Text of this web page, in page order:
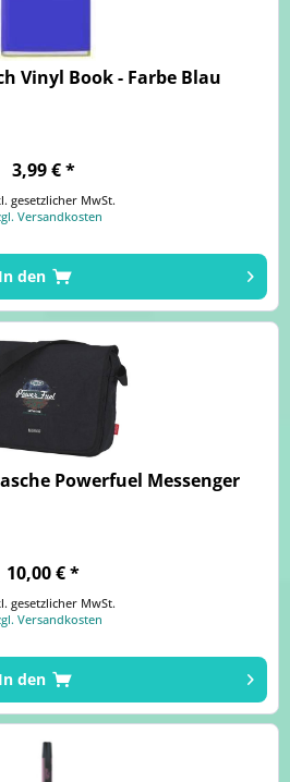
Vinyl Book - Farbe Blau
3,99 € *
gesetzlicher MwSt.
Versandkosten
In den
Powerfuel Messenger
10,00 € *
gesetzlicher MwSt.
Versandkosten
In den